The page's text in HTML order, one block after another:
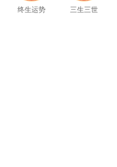
终生运势 三生三世